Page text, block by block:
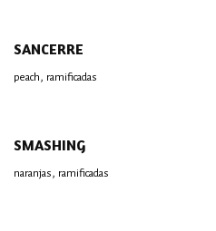
SANCERRE
peach, ramificadas
SMASHING
naranjas, ramificadas